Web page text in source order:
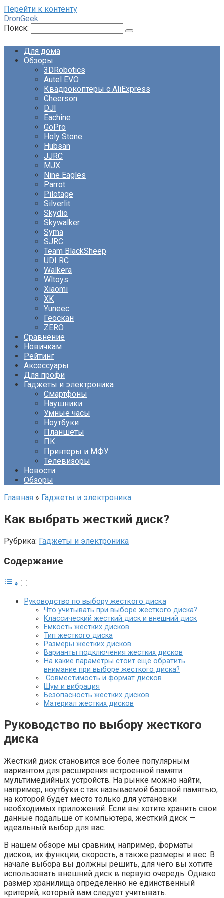
Перейти к контенту
DronGeek
Поиск:
Для дома
Обзоры
3DRobotics
Autel EVO
Квадрокоптеры с AliExpress
Cheerson
DJI
Eachine
GoPro
Holy Stone
Hubsan
JJRC
MJX
Nine Eagles
Parrot
Pilotage
Silverlit
Skydio
Skywalker
Syma
SJRC
Team BlackSheep
UDI RC
Walkera
Wltoys
Xiaomi
XK
Yuneec
Геоскан
ZERO
Сравнение
Новичкам
Рейтинг
Аксессуары
Для профи
Гаджеты и электроника
Смартфоны
Наушники
Умные часы
Ноутбуки
Планшеты
ПК
Принтеры и МФУ
Телевизоры
Новости
Обзоры
Главная » Гаджеты и электроника
Как выбрать жесткий диск?
Рубрика: Гаджеты и электроника
Содержание
Руководство по выбору жесткого диска
Что учитывать при выборе жесткого диска?
Классический жесткий диск и внешний диск
Емкость жестких дисков
Тип жесткого диска
Размеры жестких дисков
Варианты подключения жестких дисков
На какие параметры стоит еще обратить
внимание при выборе жесткого диска?
Совместимость и формат дисков
Шум и вибрация
Безопасность жестких дисков
Материал жестких дисков
Руководство по выбору жесткого
диска
Жесткий диск становится все более популярным
вариантом для расширения встроенной памяти
мультимедийных устройств. На рынке можно найти,
например, ноутбуки с так называемой базовой памятью,
на которой будет место только для установки
необходимых приложений. Если вы хотите хранить свои
данные подальше от компьютера, жесткий диск —
идеальный выбор для вас.
В нашем обзоре мы сравним, например, форматы
дисков, их функции, скорость, а также размеры и вес. В
начале выбора вы должны решить, для чего вы хотите
использовать внешний диск в первую очередь. Однако
размер хранилища определенно не единственный
критерий, который вам следует учитывать.